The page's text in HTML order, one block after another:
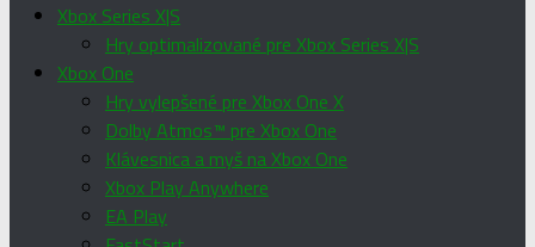
Xbox Series X|S
Hry optimalizované pre Xbox Series X|S
Xbox One
Hry vylepšené pre Xbox One X
Dolby Atmos™ pre Xbox One
Klávesnica a myš na Xbox One
Xbox Play Anywhere
EA Play